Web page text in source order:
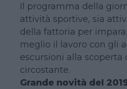
Il programma della
attività sportive, sia
della fattoria per
meglio il lavoro con gli
escursioni alla scoperta
circostante.
Grande novità del